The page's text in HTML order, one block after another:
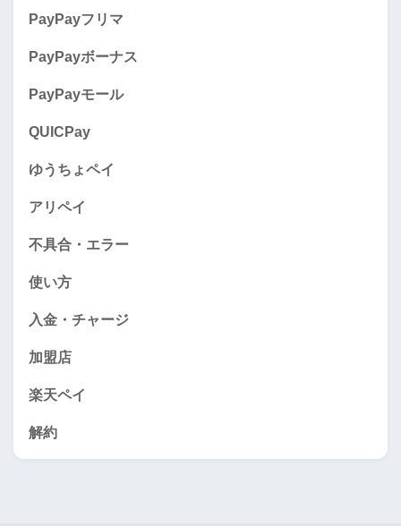
PayPayフリマ
PayPayボーナス
PayPayモール
QUICPay
ゆうちょペイ
アリペイ
不具合・エラー
使い方
入金・チャージ
加盟店
楽天ペイ
解約